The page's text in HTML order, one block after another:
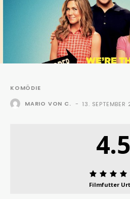
KOMÖDIE
MARIO VON C. - 13. SEPTEMBER
4.5
Filmfutter